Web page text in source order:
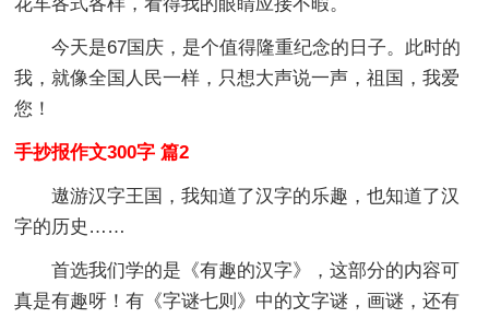
今天是67国庆，是个值得隆重纪念的日子。此时的
我，就像全国人民一样，只想大声说一声，祖国，我爱
您！
手抄报作文300字 篇2
遨游汉字王国，我知道了汉字的乐趣，也知道了汉
字的历史……
首选我们学的是《有趣的汉字》，这部分的内容可
真是有趣呀！有《字谜七则》中的文字谜，画谜，还有